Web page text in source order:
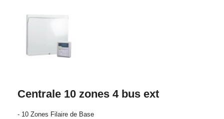
Centrale 10 zones 4 bus ext
- 10 Zones Filaire de Base